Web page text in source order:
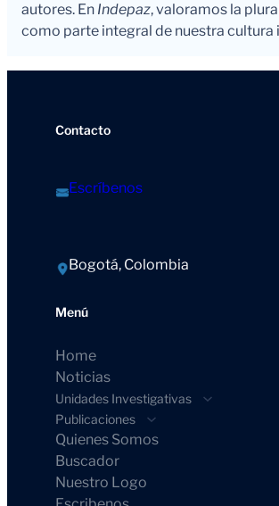
autores. En Indepaz, valoramos la
como parte integral de nuestra cultura
Contacto
Escríbenos
Bogotá, Colombia
Menú
Home
Noticias
Unidades Investigativas
Publicaciones
Quienes Somos
Buscador
Nuestro Logo